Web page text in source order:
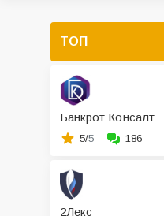
ТОП
Банкрот Консалт
5/5 186
2Лекс